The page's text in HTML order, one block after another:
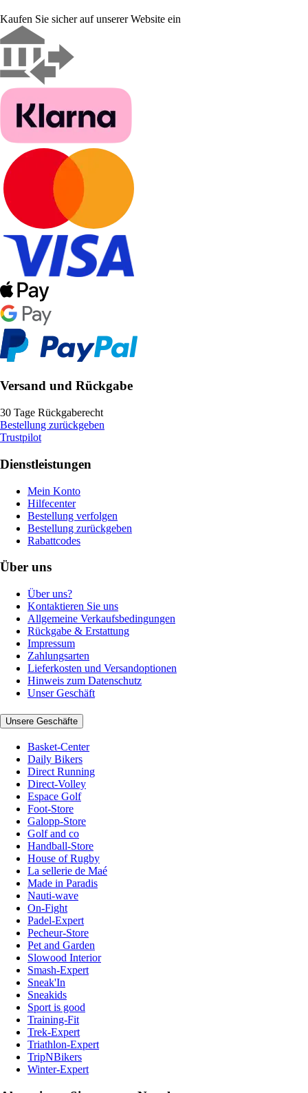
Kaufen Sie sicher auf unserer Website ein
Versand und Rückgabe
30 Tage Rückgaberecht
Bestellung zurückgeben
Trustpilot
Dienstleistungen
Mein Konto
Hilfecenter
Bestellung verfolgen
Bestellung zurückgeben
Rabattcodes
Über uns
Über uns?
Kontaktieren Sie uns
Allgemeine Verkaufsbedingungen
Rückgabe & Erstattung
Impressum
Zahlungsarten
Lieferkosten und Versandoptionen
Hinweis zum Datenschutz
Unser Geschäft
Unsere Geschäfte
Basket-Center
Daily Bikers
Direct Running
Direct-Volley
Espace Golf
Foot-Store
Galopp-Store
Golf and co
Handball-Store
House of Rugby
La sellerie de Maé
Made in Paradis
Nauti-wave
On-Fight
Padel-Expert
Pecheur-Store
Pet and Garden
Slowood Interior
Smash-Expert
Sneak'In
Sneakids
Sport is good
Training-Fit
Trek-Expert
Triathlon-Expert
TripNBikers
Winter-Expert